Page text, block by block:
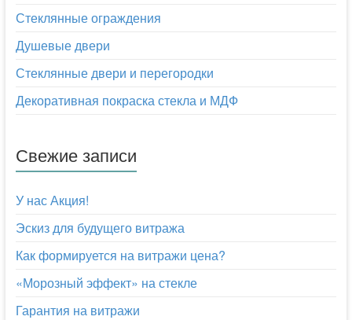
Стеклянные ограждения
Душевые двери
Стеклянные двери и перегородки
Декоративная покраска стекла и МДФ
Свежие записи
У нас Акция!
Эскиз для будущего витража
Как формируется на витражи цена?
«Морозный эффект» на стекле
Гарантия на витражи